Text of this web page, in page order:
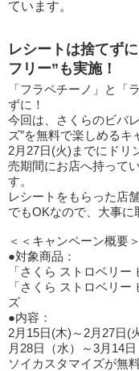
ています。
レシートは捨てず
フリー”も実施！
「フラペチーノ」と「
ずに！
今回は、さくらのビバ
ズ”を無料で楽しめるキ
2月27日(火)までにドリ
売期間にお店へ持って
す。
レシートをもらった店
でもOKなので、大事に
＜＜キャンペーン概要
●対象商品：
「さくら ストロベリ
「さくら ストロベリ
ズ
●内容：
2月15日(木)～2月27日(
月28日（水）～3月14
ソイカスタマイズが無